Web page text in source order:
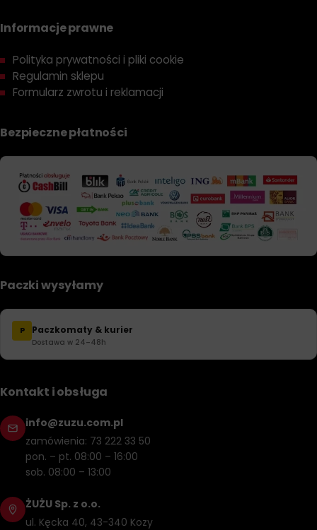
Informacje prawne
Polityka prywatności i pliki cookie
Regulamin sklepu
Formularz zwrotu i reklamacji
Bezpieczne płatności
Paczki wysyłamy
P Paczkomaty & kurier
Dostawa w 24–48h
Kontakt i obsługa
info@zuzu.com.pl
zamówienia: 73 222 33 50
pon. – pt. 08:00 – 16:00
sob. 08:00 – 13:00
ŻUŻU Sp. z o.o.
ul. Kęcka 40, 43-340 Kozy